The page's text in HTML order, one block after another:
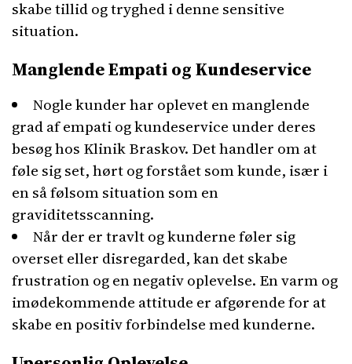
skabe tillid og tryghed i denne sensitive
situation.
Manglende Empati og Kundeservice
Nogle kunder har oplevet en manglende
grad af empati og kundeservice under deres
besøg hos Klinik Braskov. Det handler om at
føle sig set, hørt og forstået som kunde, især i
en så følsom situation som en
graviditetsscanning.
Når der er travlt og kunderne føler sig
overset eller disregarded, kan det skabe
frustration og en negativ oplevelse. En varm og
imødekommende attitude er afgørende for at
skabe en positiv forbindelse med kunderne.